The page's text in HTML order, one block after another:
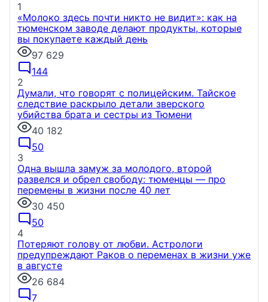
1
«Молоко здесь почти никто не видит»: как на
тюменском заводе делают продукты, которые
вы покупаете каждый день
97 629
144
2
Думали, что говорят с полицейским. Тайское
следствие раскрыло детали зверского
убийства брата и сестры из Тюмени
40 182
50
3
Одна вышла замуж за молодого, второй
развелся и обрел свободу: тюменцы — про
перемены в жизни после 40 лет
30 450
50
4
Потеряют голову от любви. Астрологи
предупреждают Раков о переменах в жизни уже
в августе
26 684
7